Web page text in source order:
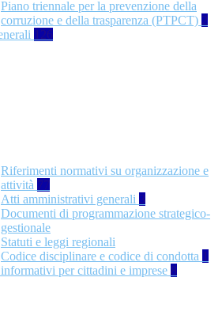
Piano triennale per la prevenzione della
corruzione e della trasparenza (PTPCT) 2
126
Riferimenti normativi su organizzazione e
attività 77
Atti amministrativi generali 3
Documenti di programmazione strategico-
gestionale
Statuti e leggi regionali
Codice disciplinare e codice di condotta 1
per cittadini e imprese 8